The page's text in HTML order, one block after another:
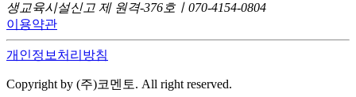
생교육시설신고 제 원격-376호ㅣ070-4154-0804
이용약관
개인정보처리방침
Copyright by (주)코멘토. All right reserved.